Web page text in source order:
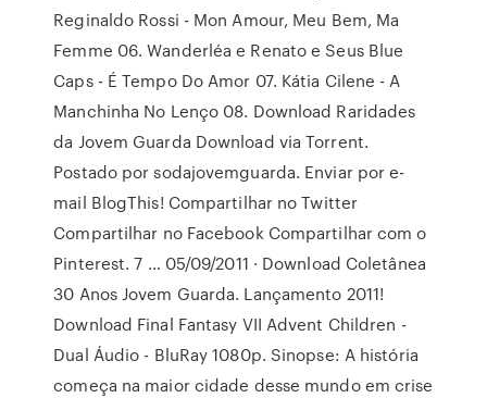
Reginaldo Rossi - Mon Amour, Meu Bem, Ma
Femme 06. Wanderléa e Renato e Seus Blue
Caps - É Tempo Do Amor 07. Kátia Cilene - A
Manchinha No Lenço 08. Download Raridades
da Jovem Guarda Download via Torrent.
Postado por sodajovemguarda. Enviar por e-
mail BlogThis! Compartilhar no Twitter
Compartilhar no Facebook Compartilhar com o
Pinterest. 7 … 05/09/2011 · Download Coletânea
30 Anos Jovem Guarda. Lançamento 2011!
Download Final Fantasy VII Advent Children -
Dual Áudio - BluRay 1080p. Sinopse: A história
começa na maior cidade desse mundo em crise